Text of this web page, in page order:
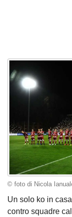
© foto di Nicola
Un solo ko in
contro squadre